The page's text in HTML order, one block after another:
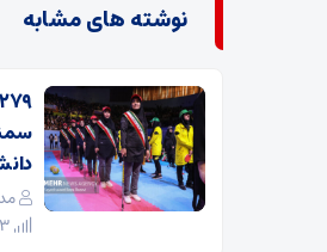
نوشته های مشابه